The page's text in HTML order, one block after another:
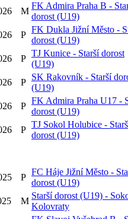
M
FK Admira Praha B -
dorost (U19)
P
FK Dukla Jižní Město -
dorost (U19)
P
TJ Kunice - Starší dorost
(U19)
P
SK Rakovník - Starší
(U19)
P
FK Admira Praha U17 -
dorost (U19)
P
TJ Sokol Holubice -
dorost (U19)
P
FC Háje Jižní Město -
dorost (U19)
M
Starší dorost (U19) -
Kolovraty